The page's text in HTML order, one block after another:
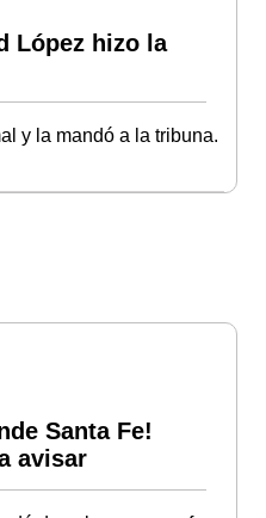
López hizo la
y la mandó a la tribuna.
Santa Fe!
avisar